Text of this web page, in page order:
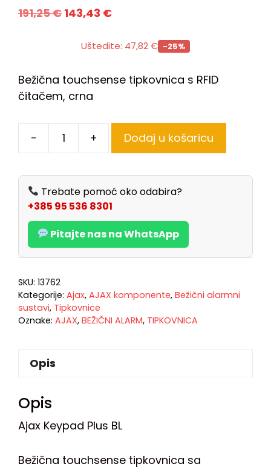
191,25€ 143,43 €
Uštedite: 47,82€ -25%
Bežična touchsense tipkovnica s RFID
čitačem, crna
- + Dodaj u košaricu
Trebate pomoć oko odabira?
+385 95 536 8301
Pitajte nas na WhatsApp
SKU: 13762
Kategorije: Ajax, AJAX komponente, Bežični alarmni
sustavi, Tipkovnice
Oznake: AJAX, BEŽIČNI ALARM, TIPKOVNICA
Opis
Opis
Ajax Keypad Plus BL
Bežična touchsense tipkovnica sa